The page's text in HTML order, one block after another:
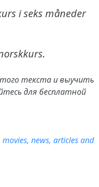
i seks måneder
текста и выучить
для бесплатной